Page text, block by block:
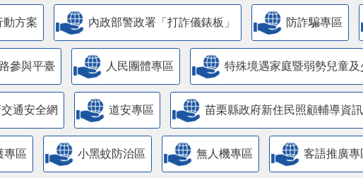
動方案 內政部警政署「打詐儀錶板」 防詐騙專區
參與平臺 人民團體專區 特殊境遇家庭暨弱勢兒童
通安全網 道安專區 苗栗縣政府新住民照顧輔導資
專區 小黑蚊防治區 無人機專區 客語推廣專